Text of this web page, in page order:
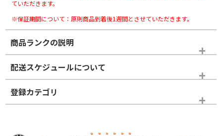
ていただきます。
※保証期間について：原則商品到着後1週間とさせていただきます。
商品ランクの説明
※商品ランクは出品者の主観により判断しておりますので、あら
かじめご了承ください。
ホイールランク
配送スケジュールについて
登録カテゴリ
タイヤのみ